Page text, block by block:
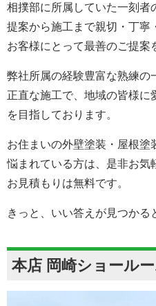
相撲部に所属していた一刻者
提案から施工まで親切・丁寧
お客様にとって最善のご提案
弊社所属の経験豊富な熟練の
正直な施工で、地域の皆様に
を目指しております。
お住まいの外壁塗装・屋根
悩まれている方は、是非お気
お見積もりは無料です。
きっと、いい答えが見つかる
本店 岡崎ショール